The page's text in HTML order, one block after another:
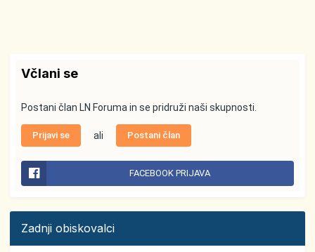
Včlani se
Postani član LN Foruma in se pridruži naši skupnosti.
Prijavi se ali Postani član
FACEBOOK PRIJAVA
Zadnji obiskovalci